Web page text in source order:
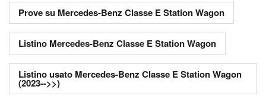
Prove su Mercedes-Benz Classe E Station Wagon
Listino Mercedes-Benz Classe E Station Wagon
Listino usato Mercedes-Benz Classe E Station Wagon
(2023-->>)